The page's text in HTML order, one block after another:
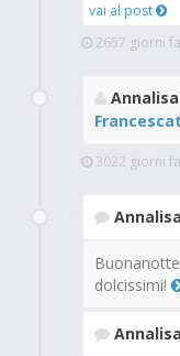
vai al post
2657 giorni fa
3022 giorni fa
dolcissimi!